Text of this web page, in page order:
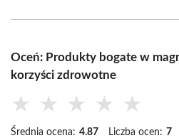
Oceń: Produkty bogate w
korzyści zdrowotne
★ ★ ★ ★ ★
Średnia ocena: 4.87 Liczba ocen: 7